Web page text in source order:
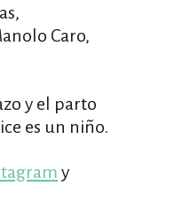
Caro,
y el parto
es un niño.
y